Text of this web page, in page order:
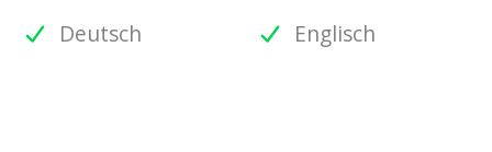
Deutsch
Englisch